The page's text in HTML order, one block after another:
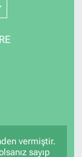
vermiştir.
sayıp